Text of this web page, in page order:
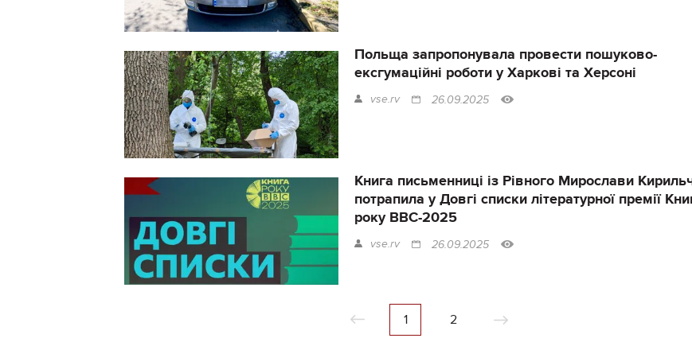
Польща запропонувала провести пошуково-
ексгумаційні роботи у Харкові та Херсоні
vse.rv 26.09.2025
Книга письменниці із Рівного Мирослави
потрапила у Довгі списки літературної премії
року ВВС-2025
vse.rv 26.09.2025
1 2